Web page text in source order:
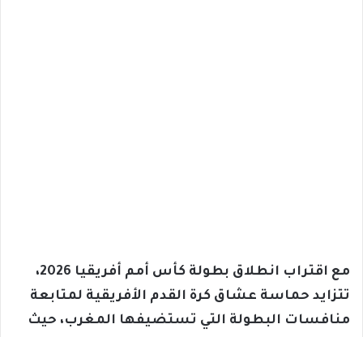
مع اقتراب انطلاق بطولة كأس أمم أفريقيا 2026،
تتزايد حماسة عشاق كرة القدم الأفريقية لمتابعة
منافسات البطولة التي تستضيفها المغرب، حيث